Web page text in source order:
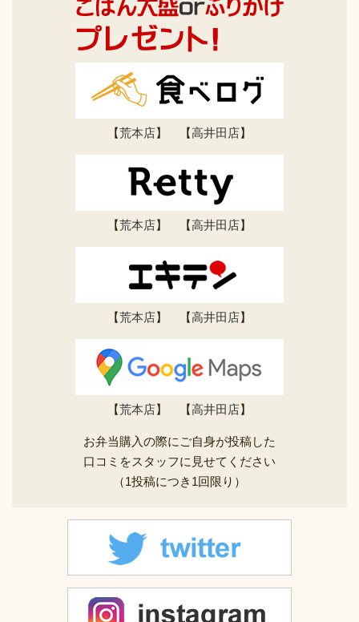
【荒本店】 【高井田店】
【荒本店】 【高井田店】
【荒本店】 【高井田店】
【荒本店】 【高井田店】
お弁当購入の際にご自身が投稿した
口コミをスタッフに見せてください
（1投稿につき1回限り）